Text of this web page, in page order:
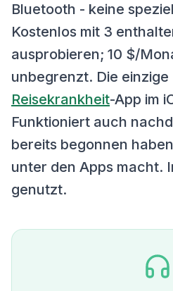
Bluetooth - keine
Kostenlos mit 3
ausprobieren; 10 $/
unbegrenzt. Die
Reisekrankheit-App im
Funktioniert auch
bereits begonnen
unter den Apps macht.
genutzt.